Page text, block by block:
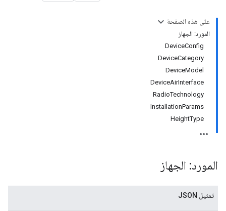
على هذه الصفحة
المورد: الجهاز
DeviceConfig
DeviceCategory
DeviceModel
DeviceAirInterface
RadioTechnology
InstallationParams
HeightType
المورد: الجهاز
تمثيل JSON